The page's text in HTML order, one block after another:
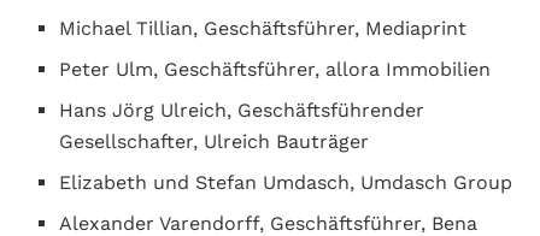
Michael Tillian, Geschäftsführer, Mediaprint
Peter Ulm, Geschäftsführer, allora Immobilien
Hans Jörg Ulreich, Geschäftsführender
Gesellschafter, Ulreich Bauträger
Elizabeth und Stefan Umdasch, Umdasch Group
Alexander Varendorff, Geschäftsführer, Bena